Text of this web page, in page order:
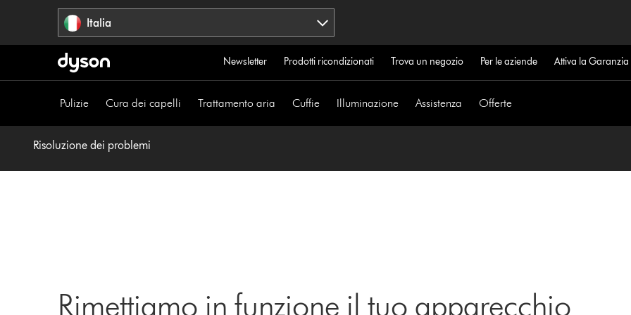
Italia
Newsletter Prodotti ricondizionati Trova un negozio Per le aziende Attiva la
Pulizie Cura dei capelli Trattamento aria Cuffie Illuminazione Assistenza Offerte
Risoluzione dei problemi
Rimettiamo in funzione il tuo apparecchio